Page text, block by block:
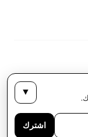
▼
اشترك